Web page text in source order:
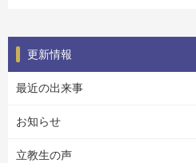
更新情報
最近の出来事
お知らせ
立教生の声